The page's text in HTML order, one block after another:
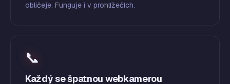
obličeje. Funguje i v prohlížečích.
📞
Každý se špatnou webkamerou